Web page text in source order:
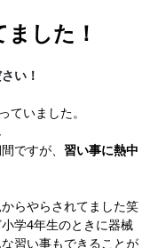
した！
い！
ていました。
ですが、 習い事に熱中
らやらされてました笑
学4年生のときに器械
習い事もできることが